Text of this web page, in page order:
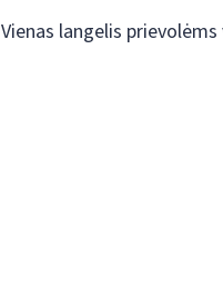
Vienas langelis